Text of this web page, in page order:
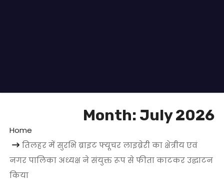
Month: July 2026
Home
तिलहर में सुरभि ब्राइट फ्यूचर लाइब्रेरी का क्षेत्रीय एवं
नगर पालिका अध्यक्ष ने संयुक्त रूप से फीता काटकर उद्घाटन
किया